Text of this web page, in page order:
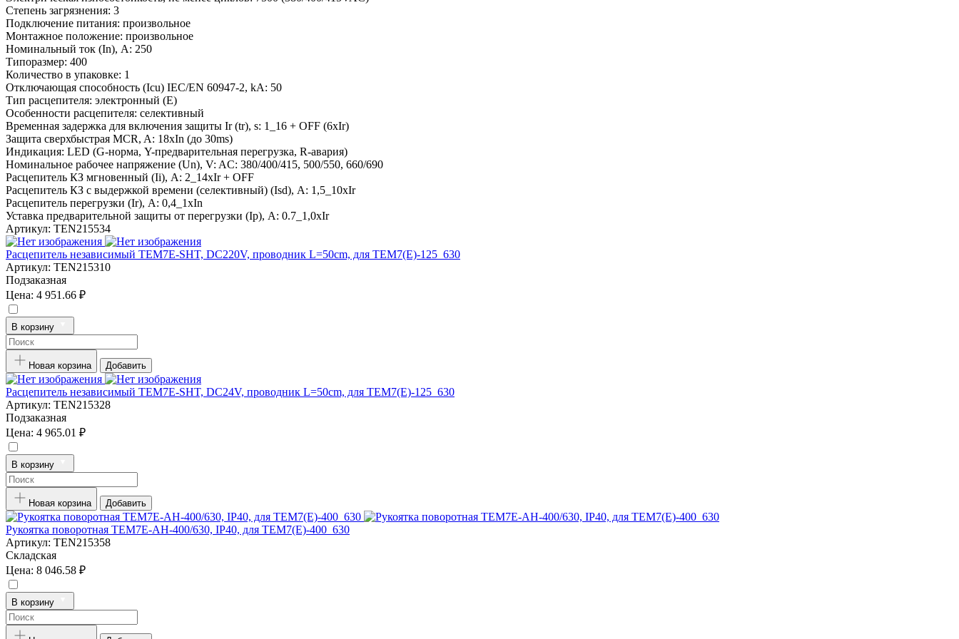
Степень загрязнения: 3
Подключение питания: произвольное
Монтажное положение: произвольное
Номинальный ток (In), A: 250
Типоразмер: 400
Количество в упаковке: 1
Отключающая способность (Icu) IEC/EN 60947-2, kA: 50
Тип расцепителя: электронный (E)
Особенности расцепителя: селективный
Временная задержка для включения защиты Ir (tr), s: 1_16 + OFF (6xIr)
Защита сверхбыстрая MCR, A: 18xIn (до 30ms)
Индикация: LED (G-норма, Y-предварительная перегрузка, R-авария)
Номинальное рабочее напряжение (Un), V: AC: 380/400/415, 500/550, 660/690
Расцепитель КЗ мгновенный (Ii), A: 2_14xIr + OFF
Расцепитель КЗ с выдержкой времени (селективный) (Isd), A: 1,5_10xIr
Расцепитель перегрузки (Ir), A: 0,4_1xIn
Уставка предварительной защиты от перегрузки (Ip), A: 0.7_1,0xIr
Артикул: TEN215534
Расцепитель независимый TEM7E-SHT, DC220V, проводник L=50cm, для TEM7(E)-125_630
Артикул: TEN215310
Подзаказная
Цена: 4 951.66 ₽
В корзину
Новая корзина Добавить
Расцепитель независимый TEM7E-SHT, DC24V, проводник L=50cm, для TEM7(E)-125_630
Артикул: TEN215328
Подзаказная
Цена: 4 965.01 ₽
В корзину
Новая корзина Добавить
Рукоятка поворотная TEM7E-AH-400/630, IP40, для TEM7(E)-400_630
Артикул: TEN215358
Складская
Цена: 8 046.58 ₽
В корзину